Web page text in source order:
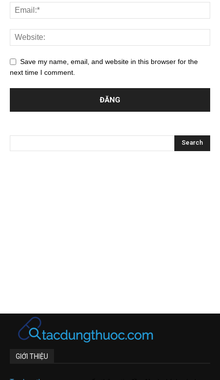
Save my name, email, and website in this browser for the
next time I comment.
GIỚI THIỆU